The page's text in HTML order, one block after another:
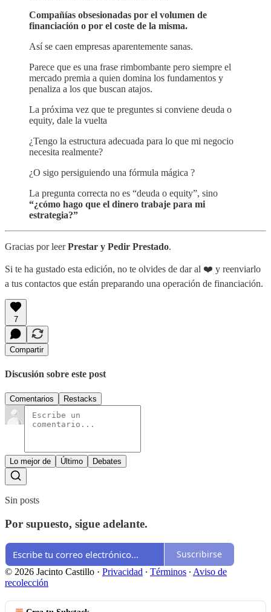
Compañías obsesionadas por el volumen de
financiación o por el coste de la misma.
Así se caen empresas aparentemente sanas.
Parece que es una frase rimbombante pero siempre el
mercado premia a quien domina los fundamentos y
penaliza a los que buscan atajos.
La próxima vez que te preguntes si conviene deuda o
equity, dale la vuelta
¿Tengo la estructura adecuada para lo que mi negocio
necesita realmente?
¿O sigo persiguiendo una fórmula mágica ?
La pregunta correcta no es “deuda o equity”, sino
“¿cómo hago que el dinero trabaje para mi
estrategia?”
Gracias por leerPrestar y Pedir Prestado.
Si te ha gustado esta edición, no te olvides de dar al ❤️ y reenviarlo
a tus contactos que están preparando una operación de financiación.
7
Compartir
Discusión sobre este post
Comentarios Restacks
Lo mejor de Último Debates
Sin posts
Por supuesto, sigue adelante.
Suscribirse
© 2026 Jacinto Castillo · Privacidad ∙ Términos ∙ Aviso de
recolección